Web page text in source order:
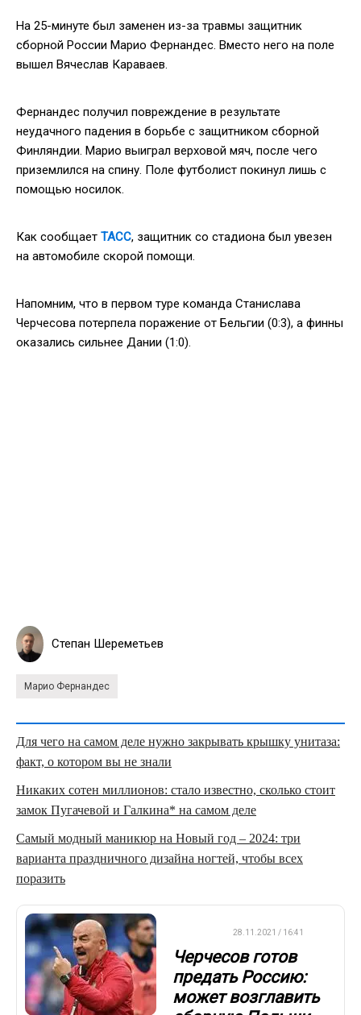
На 25-минуте был заменен из-за травмы защитник
сборной России Марио Фернандес. Вместо него на поле
вышел Вячеслав Караваев.
Фернандес получил повреждение в результате
неудачного падения в борьбе с защитником сборной
Финляндии. Марио выиграл верховой мяч, после чего
приземлился на спину. Поле футболист покинул лишь с
помощью носилок.
Как сообщает ТАСС, защитник со стадиона был увезен
на автомобиле скорой помощи.
Напомним, что в первом туре команда Станислава
Черчесова потерпела поражение от Бельгии (0:3), а финны
оказались сильнее Дании (1:0).
Степан Шереметьев
Марио Фернандес
Для чего на самом деле нужно закрывать крышку унитаза:
факт, о котором вы не знали
Никаких сотен миллионов: стало известно, сколько стоит
замок Пугачевой и Галкина* на самом деле
Самый модный маникюр на Новый год – 2024: три
варианта праздничного дизайна ногтей, чтобы всех
поразить
28.11.2021 / 16:41
Черчесов готов
предать Россию:
может возглавить